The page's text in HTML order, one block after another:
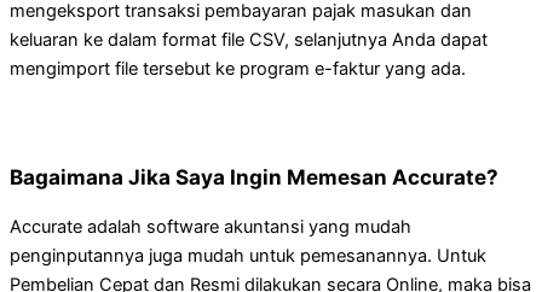
mengeksport transaksi pembayaran pajak masukan dan
keluaran ke dalam format file CSV, selanjutnya Anda dapat
mengimport file tersebut ke program e-faktur yang ada.
Bagaimana Jika Saya Ingin Memesan Accurate?
Accurate adalah software akuntansi yang mudah
penginputannya juga mudah untuk pemesanannya. Untuk
Pembelian Cepat dan Resmi dilakukan secara Online, maka bisa